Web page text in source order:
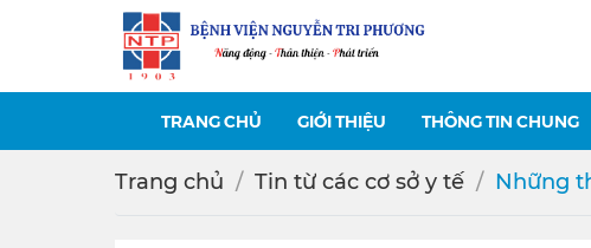
TRANG CHỦ GIỚI THIỆU THÔNG TIN CHUNG
Trang chủ Tin từ các cơ sở y tế Những